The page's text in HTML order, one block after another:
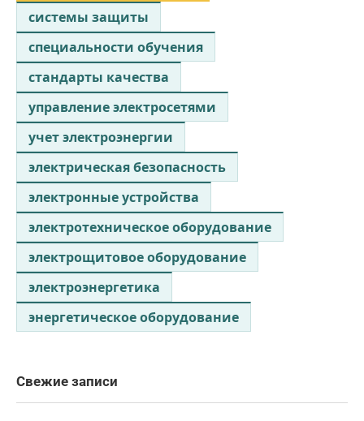
системы защиты
специальности обучения
стандарты качества
управление электросетями
учет электроэнергии
электрическая безопасность
электронные устройства
электротехническое оборудование
электрощитовое оборудование
электроэнергетика
энергетическое оборудование
Свежие записи